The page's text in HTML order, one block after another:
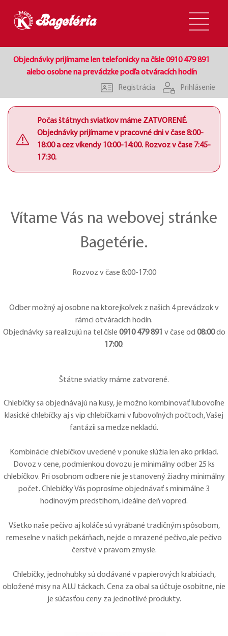
Objednávky prijímame len telefonicky na čísle 0910 479 891
alebo osobne na prevádzke podľa otváracích hodín
Prihlásenie
Registrácia
Počas štátnych sviatkov máme ZATVORENÉ.
Objednávky prijímame v pracovné dni v čase 8:00-
18:00 a cez víkendy 10:00-14:00. Rozvoz v čase 7:45-
17:30.
Vítame Vás na webovej stránke
Bagetérie.
Rozvoz v čase 8:00-17:00
Odber možný aj osobne na ktorejkoľvek z našich 4 prevádzok v
rámci otváracích hodín.
Objednávky sa realizujú na tel.čísle 0910 479 891 v čase od 08:00do
17:00.
Štátne sviatky máme zatvorené.
Chlebíčky sa objednávajú na kusy, je možno kombinovať ľubovoľne
klasické chlebíčky aj s vip chlebíčkami v ľubovoľných počtoch, Vašej
fantázii sa medze nekladú.
Kombinácie chlebíčkov uvedené v ponuke slúžia len ako príklad.
Dovoz v cene, podmienkou dovozu je minimálny odber 25 ks
chlebíčkov. Pri osobnom odbere nie je stanovený žiadny minimálny
počet. Chlebíčky Vás poprosíme objednávať s minimálne 3
hodinovým predstihom, ideálne deň vopred.
Všetko naše pečivo aj koláče sú vyrábané tradičným spôsobom,
remeselne v našich pekárňach, nejde o mrazené pečivo,ale pečivo
čerstvé v pravom zmysle.
Chlebíčky, jednohubky sú dodávané v papierových krabiciach,
obložené misy na ALU táckach. Cena za obal sa účtuje osobitne, nie
je súčasťou ceny za jednotlivé produkty.